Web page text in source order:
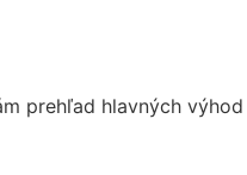
prehľad hlavných